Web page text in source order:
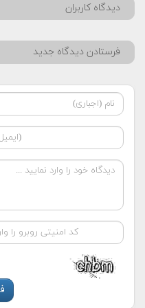
دیدگاه کاربران
فرستادن دیدگاه جدید